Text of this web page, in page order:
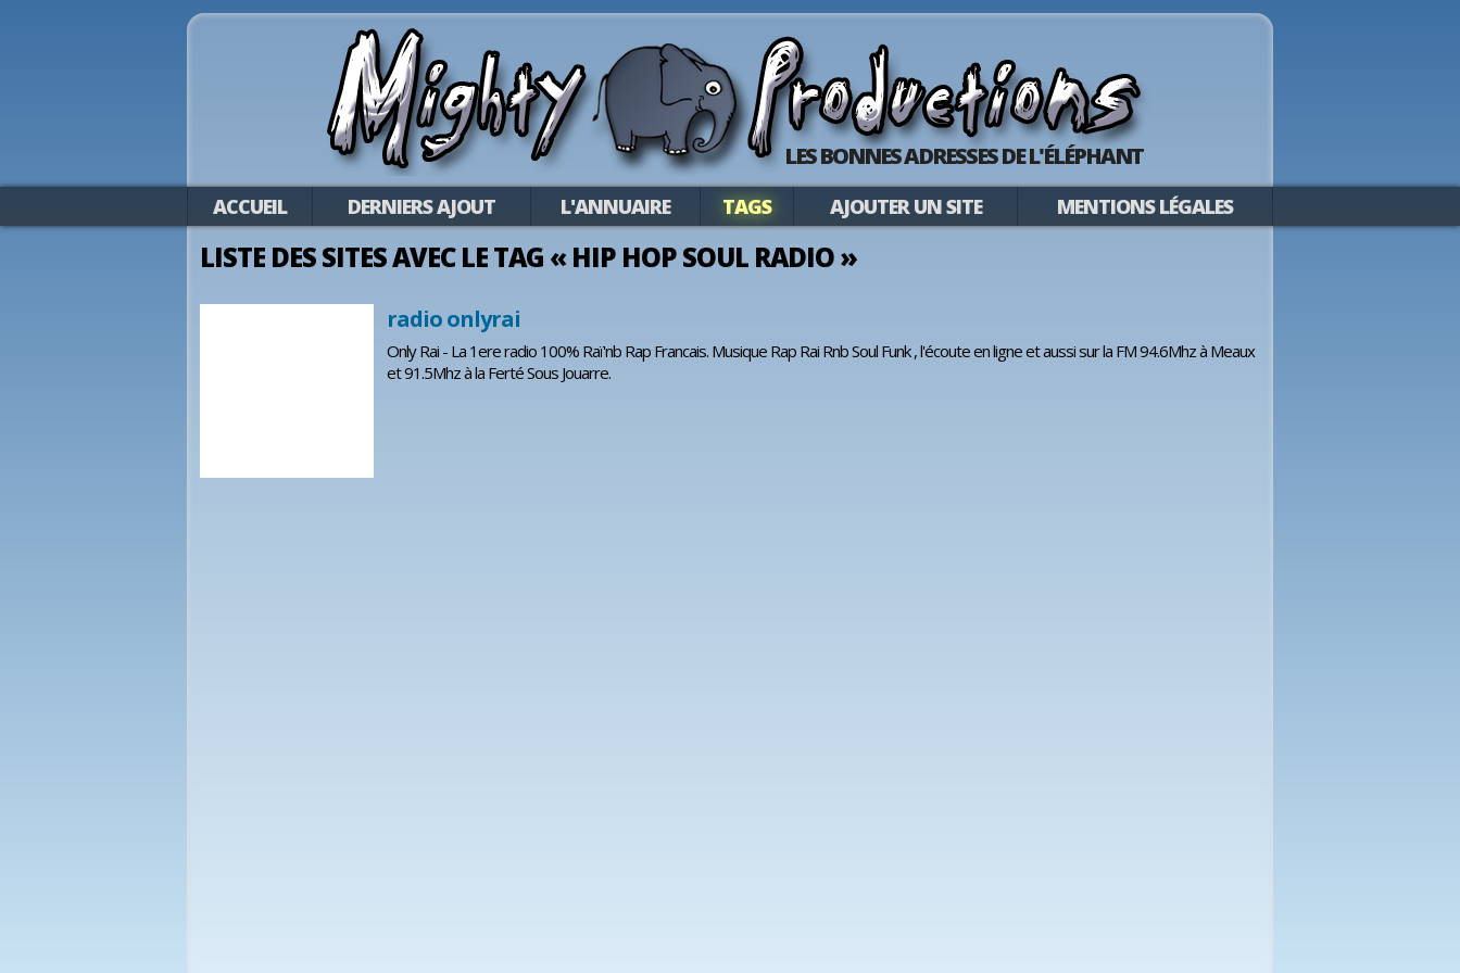
LES BONNES ADRESSES DE L'ÉLÉPHANT
ACCUEIL DERNIERS AJOUT L'ANNUAIRE TAGS AJOUTER UN SITE MENTIONS LÉGALES
LISTE DES SITES AVEC LE TAG « HIP HOP SOUL RADIO »
radio onlyrai
Only Rai - La 1ere radio 100% Raï'nb Rap Francais. Musique Rap Rai Rnb Soul Funk , l'écoute en ligne et aussi sur la FM 94.6Mhz à Meaux
et 91.5Mhz à la Ferté Sous Jouarre.